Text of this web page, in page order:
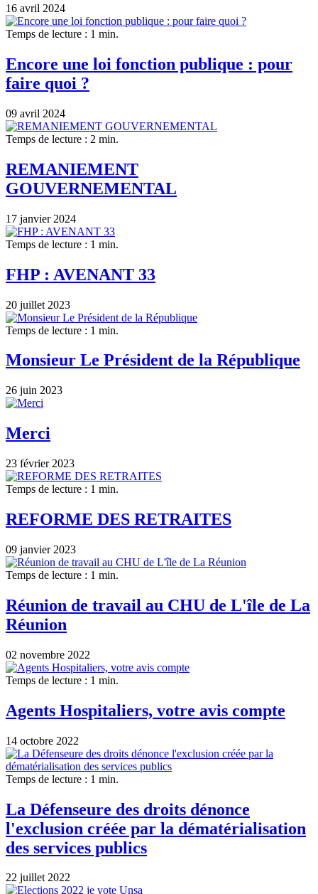
16 avril 2024
Temps de lecture : 1 min.
Encore une loi fonction publique : pour
faire quoi ?
09 avril 2024
Temps de lecture : 2 min.
REMANIEMENT
GOUVERNEMENTAL
17 janvier 2024
Temps de lecture : 1 min.
FHP : AVENANT 33
20 juillet 2023
Temps de lecture : 1 min.
Monsieur Le Président de la République
26 juin 2023
Merci
23 février 2023
Temps de lecture : 1 min.
REFORME DES RETRAITES
09 janvier 2023
Temps de lecture : 1 min.
Réunion de travail au CHU de L'île de La
Réunion
02 novembre 2022
Temps de lecture : 1 min.
Agents Hospitaliers, votre avis compte
14 octobre 2022
Temps de lecture : 1 min.
La Défenseure des droits dénonce
l'exclusion créée par la dématérialisation
des services publics
22 juillet 2022